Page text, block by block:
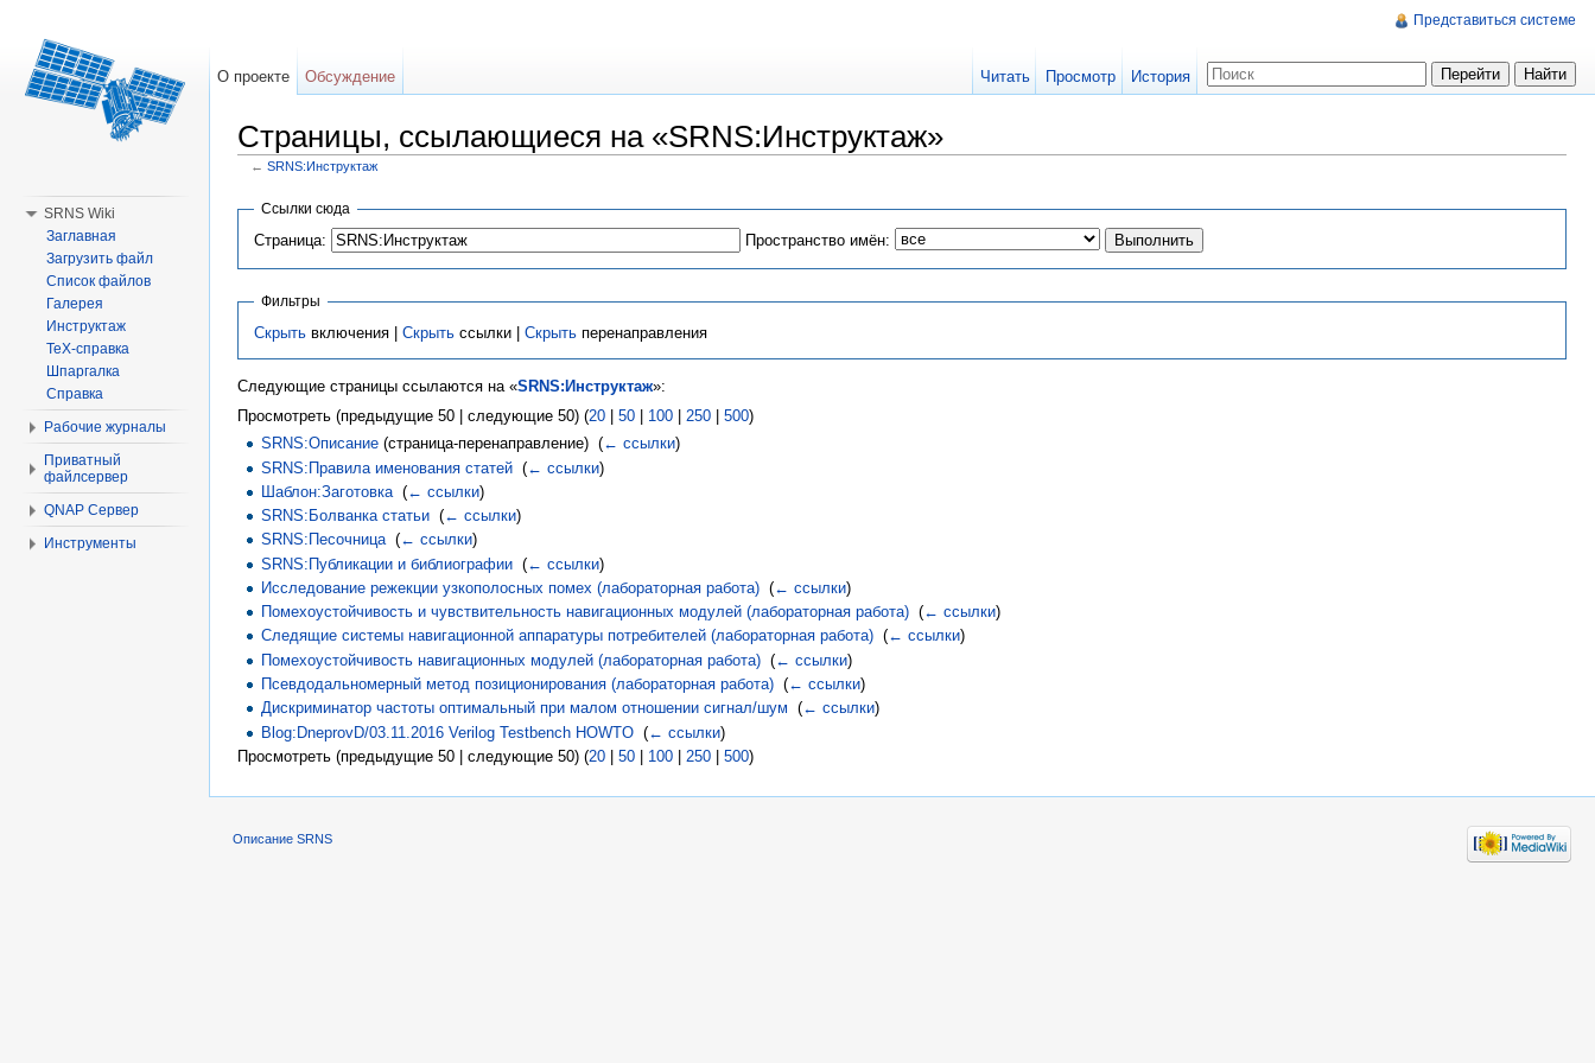
Страницы, ссылающиеся на «SRNS:Инструктаж»
← SRNS:Инструктаж
Ссылки сюда
Страница: Пространство имён:
Фильтры
Скрытьвключения | Скрытьссылки | Скрытьперенаправления
Следующие страницы ссылаются на «SRNS:Инструктаж»:
Просмотреть (предыдущие 50 | следующие 50) (20 50 100 250 500)
SRNS:Описание (страница-перенаправление) ‎(← ссылки)
SRNS:Правила именования статей ‎(← ссылки)
Шаблон:Заготовка ‎(← ссылки)
SRNS:Болванка статьи ‎(← ссылки)
SRNS:Песочница‎(← ссылки)
SRNS:Публикации и библиографии ‎(← ссылки)
Исследование режекции узкополосных помех (лабораторная работа) ‎(← ссылки)
Помехоустойчивость и чувствительность навигационных модулей (лабораторная работа) ‎(← ссылки)
Следящие системы навигационной аппаратуры потребителей (лабораторная работа) ‎(← ссылки)
Помехоустойчивость навигационных модулей (лабораторная работа) ‎(← ссылки)
Псевдодальномерный метод позиционирования (лабораторная работа) ‎(← ссылки)
Дискриминатор частоты оптимальный при малом отношении сигнал/шум ‎(← ссылки)
Blog:DneprovD/03.11.2016 Verilog Testbench HOWTO ‎(← ссылки)
Просмотреть (предыдущие 50 | следующие 50) (20 50 100 250 500)
Представиться системе
О проекте Обсуждение Читать Просмотр История
SRNS Wiki
Заглавная
Загрузить файл
Список файлов
Галерея
Инструктаж
TeX-справка
Шпаргалка
Справка
Рабочие журналы
Приватный
файлсервер
QNAP Сервер
Инструменты
Описание SRNS